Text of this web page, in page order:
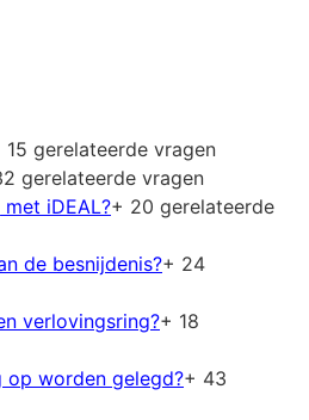
15 gerelateerde vragen
gerelateerde vragen
iDEAL?+ 20 gerelateerde
de besnijdenis?+ 24
verlovingsring?+ 18
op worden gelegd?+ 43